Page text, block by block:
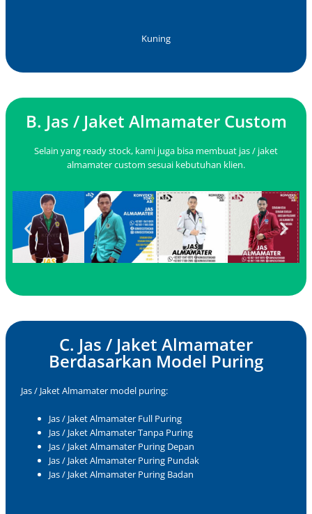
Kuning
B. Jas / Jaket Almamater Custom
Selain yang ready stock, kami juga bisa membuat jas / jaket
almamater custom sesuai kebutuhan klien.
C. Jas / Jaket Almamater
Berdasarkan Model Puring
Jas / Jaket Almamater model puring:
Jas / Jaket Almamater Full Puring
Jas / Jaket Almamater Tanpa Puring
Jas / Jaket Almamater Puring Depan
Jas / Jaket Almamater Puring Pundak
Jas / Jaket Almamater Puring Badan